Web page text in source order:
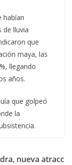
habían
de lluvia
que
maya, las
llegando
años.
que golpeó
la
nueva atracc